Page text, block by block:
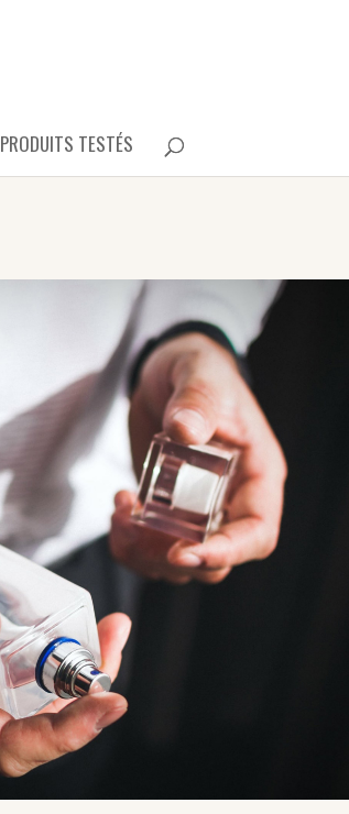
PRODUITS TESTÉS